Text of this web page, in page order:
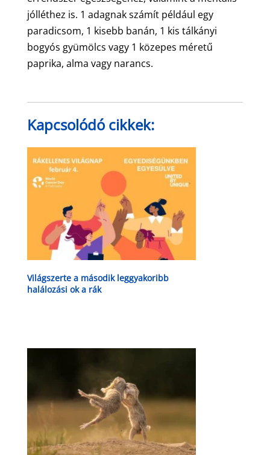
jólléthez is. 1 adagnak számít például egy
paradicsom, 1 kisebb banán, 1 kis tálkányi
bogyós gyümölcs vagy 1 közepes méretű
paprika, alma vagy narancs.
Kapcsolódó cikkek:
Világszerte a második leggyakoribb
halálozási ok a rák